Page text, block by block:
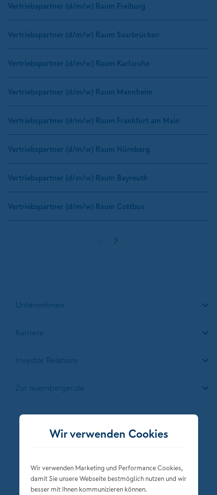
Vertriebspartner (d/m/w) Raum Freiburg
Vertriebspartner (d/m/w) Raum Saarbrücken
Vertriebspartner (d/m/w) Raum Karlsruhe
Vertriebspartner (d/m/w) Raum Mannheim
Vertriebspartner (d/m/w) Raum Frankfurt am Main
Vertriebspartner (d/m/w) Raum Nürnberg
Vertriebspartner (d/m/w) Raum Bayreuth
Vertriebspartner (d/m/w) Raum Cottbus
Vorherige Seite
Unternehmen
Karriere
Investor Relations
Zur nuernberger.de
Wir verwenden Cookies
Wir verwenden Marketing und Performance Cookies,
damit Sie unsere Webseite bestmöglich nutzen und wir
besser mit Ihnen kommunizieren können.